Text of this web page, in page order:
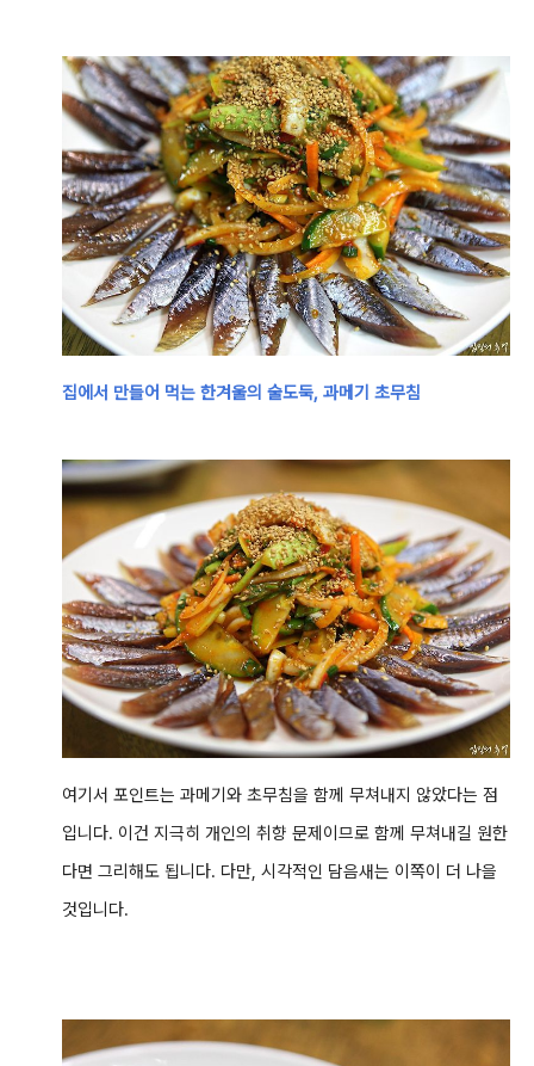
집에서 만들어 먹는 한겨울의 술도둑, 과메기 초무침
여기서 포인트는 과메기와 초무침을 함께 무쳐내지 않았다는 점
입니다. 이건 지극히 개인의 취향 문제이므로 함께 무쳐내길 원한
다면 그리해도 됩니다. 다만, 시각적인 담음새는 이쪽이 더 나을
것입니다.